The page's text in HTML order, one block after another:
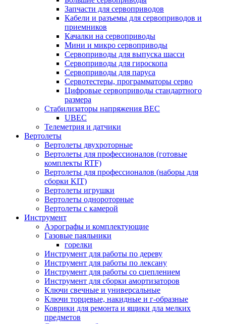
Запчасти для сервоприводов
Кабели и разъемы для сервоприводов и
приемников
Качалки на сервоприводы
Мини и микро сервоприводы
Сервоприводы для выпуска шасси
Сервоприводы для гироскопа
Сервоприводы для паруса
Сервотестеры, программаторы серво
Цифровые сервоприводы стандартного
размера
Стабилизаторы напряжения BEC
UBEC
Телеметрия и датчики
Вертолеты
Вертолеты двухроторные
Вертолеты для профессионалов (готовые
комплекты RTF)
Вертолеты для профессионалов (наборы для
сборки KIT)
Вертолеты игрушки
Вертолеты однороторные
Вертолеты с камерой
Инструмент
Аэрографы и комплектующие
Газовые паяльники
горелки
Инструмент для работы по дереву
Инструмент для работы по лексану
Инструмент для работы со сцеплением
Инструмент для сборки амортизаторов
Ключи свечные и универсальные
Ключи торцевые, накидные и г-образные
Коврики для ремонта и ящики дла мелких
предметов